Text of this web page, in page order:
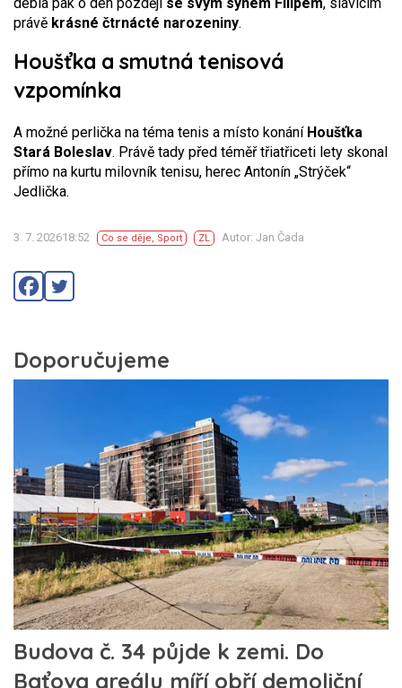
právě krásné čtrnácté narozeniny.
Houšťka a smutná tenisová
vzpomínka
A možné perlička na téma tenis a místo konání Houšťka
Stará Boleslav. Právě tady před téměř třiatřiceti lety skonal
přímo na kurtu milovník tenisu, herec Antonín „Strýček“
Jedlička.
3. 7. 202618:52 Co se děje, Sport ZL Autor: Jan Čada